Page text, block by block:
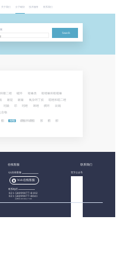
关于我们 分子砌块 技术服务 联系我们
Search
和噻二唑 螺环 喹啉类 喹唑啉和喹喔啉
氧杂环丁烷 噁唑和噁二唑
吲哚 茚 吲唑 咪唑 稠环
合物
酯 羧酸 硼酸和硼酯 胺 醛
在线客服 联系我们
QQ在线客服
Web在线客服
联系电话
021-58099077-8102
021-58099077-8041
工作日 09:00-17:00
官方公众号